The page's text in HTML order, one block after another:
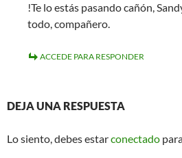
!Te lo estás pasando cañón,
todo, compañero.
ACCEDE PARA RESPONDER
DEJA UNA RESPUESTA
Lo siento, debes estarconectado